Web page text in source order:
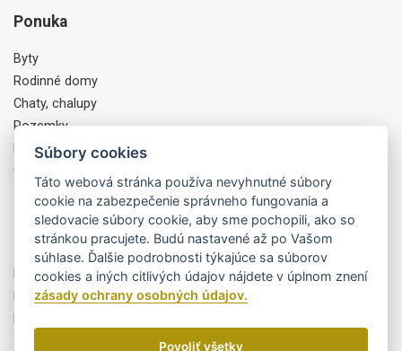
Ponuka
Byty
Rodinné domy
Chaty, chalupy
Pozemky
Komercia, Objekty
Ostatné
Partneri
Byty Trikota
MiPEdesign
Súbory cookies
Táto webová stránka používa nevyhnutné súbory
cookie na zabezpečenie správneho fungovania a
sledovacie súbory cookie, aby sme pochopili, ako so
stránkou pracujete. Budú nastavené až po Vašom
súhlase. Ďalšie podrobnosti týkajúce sa súborov
cookies a iných citlivých údajov nájdete v úplnom znení
zásady ochrany osobných údajov.
Povoliť všetky